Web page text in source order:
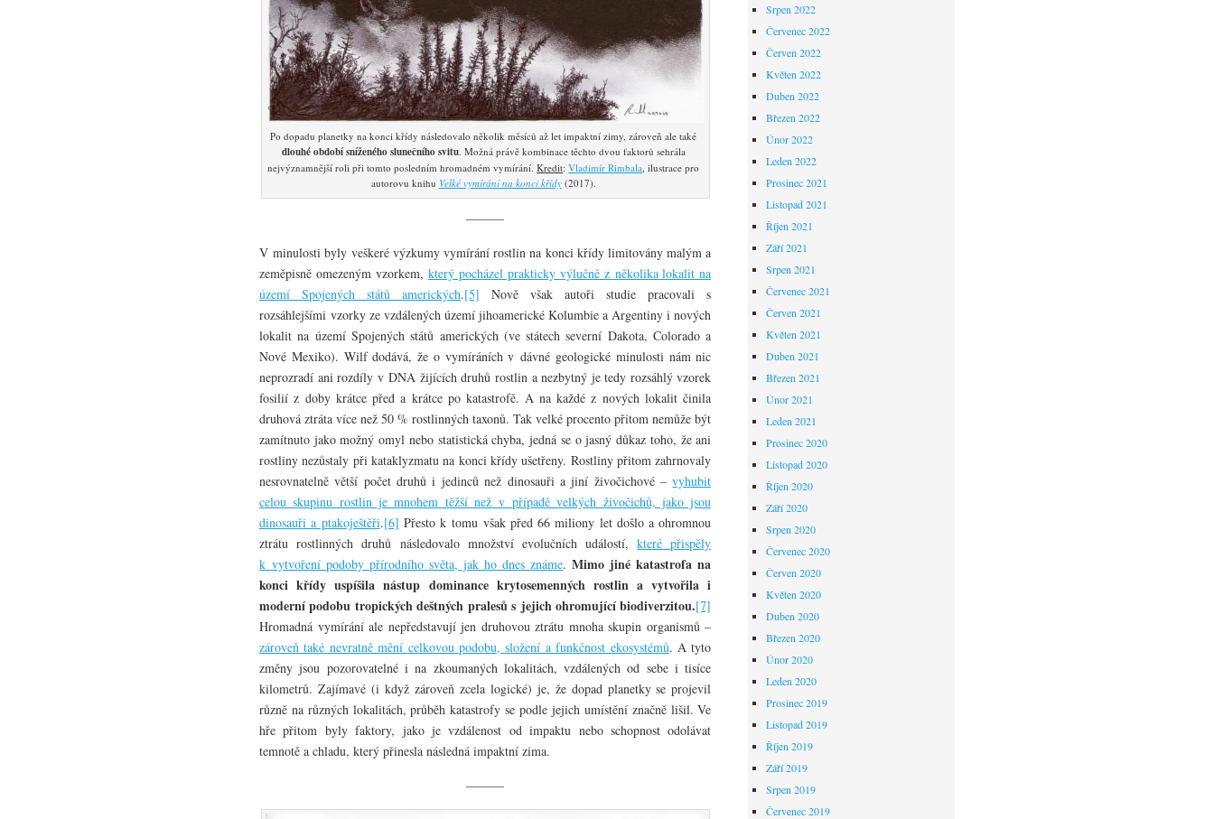
Po dopadu planetky na konci křídy následovalo několik měsíců až let impaktní zimy, zároveň ale také
dlouhé období sníženého slunečního svitu. Možná právě kombinace těchto dvou faktorů sehrála
nejvýznamnější roli při tomto posledním hromadném vymírání.Kredit:Vladimír Rimbala , ilustrace pro
autorovu knihu Velké vymírání na konci křídy(2017).
———
V minulosti byly veškeré výzkumy vymírání rostlin na konci křídy limitovány malým a
zeměpisně omezeným vzorkem, který pocházel prakticky výlučně z několika lokalit na
území Spojených států amerických.[5] Nově však autoři studie pracovali s
rozsáhlejšími vzorky ze vzdálených území jihoamerické Kolumbie a Argentiny i nových
lokalit na území Spojených států amerických (ve státech severní Dakota, Colorado a
Nové Mexiko). Wilf dodává, že o vymíráních v dávné geologické minulosti nám nic
neprozradí ani rozdíly v DNA žijících druhů rostlin a nezbytný je tedy rozsáhlý vzorek
fosilií z doby krátce před a krátce po katastrofě. A na každé z nových lokalit činila
druhová ztráta více než 50 % rostlinných taxonů. Tak velké procento přitom nemůže být
zamítnuto jako možný omyl nebo statistická chyba, jedná se o jasný důkaz toho, že ani
rostliny nezůstaly při kataklyzmatu na konci křídy ušetřeny. Rostliny přitom zahrnovaly
nesrovnatelně větší počet druhů i jedinců než dinosauři a jiní živočichové –vyhubit
celou skupinu rostlin je mnohem těžší než v případě velkých živočichů, jako jsou
dinosauři a ptakoještěři.[6] Přesto k tomu však před 66 miliony let došlo a ohromnou
ztrátu rostlinných druhů následovalo množství evolučních událostí,které přispěly
k vytvoření podoby přírodního světa, jak ho dnes známe.Mimo jiné katastrofa na
konci křídy uspíšila nástup dominance krytosemenných rostlin a vytvořila i
moderní podobu tropických deštných pralesů s jejich ohromující biodiverzitou.[7]
Hromadná vymírání ale nepředstavují jen druhovou ztrátu mnoha skupin organismů –
zároveň také nevratně mění celkovou podobu, složení a funkčnost ekosystémů. A tyto
změny jsou pozorovatelné i na zkoumaných lokalitách, vzdálených od sebe i tisíce
kilometrů. Zajímavé (i když zároveň zcela logické) je, že dopad planetky se projevil
různě na různých lokalitách, průběh katastrofy se podle jejich umístění značně lišil. Ve
hře přitom byly faktory, jako je vzdálenost od impaktu nebo schopnost odolávat
temnotě a chladu, který přinesla následná impaktní zima.
———
Srpen 2022
Červenec 2022
Červen 2022
Květen 2022
Duben 2022
Březen 2022
Únor 2022
Leden 2022
Prosinec 2021
Listopad 2021
Říjen 2021
Září 2021
Srpen 2021
Červenec 2021
Červen 2021
Květen 2021
Duben 2021
Březen 2021
Únor 2021
Leden 2021
Prosinec 2020
Listopad 2020
Říjen 2020
Září 2020
Srpen 2020
Červenec 2020
Červen 2020
Květen 2020
Duben 2020
Březen 2020
Únor 2020
Leden 2020
Prosinec 2019
Listopad 2019
Říjen 2019
Září 2019
Srpen 2019
Červenec 2019